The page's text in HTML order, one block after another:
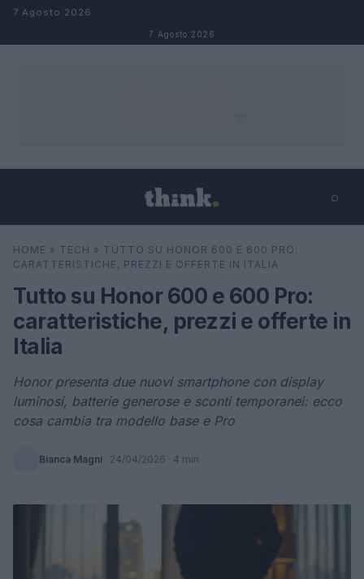
Salta al contenuto
7 Agosto 2026
7 Agosto 2026
⌕
Cerca
HOME » TECH » TUTTO SU HONOR 600 E 600 PRO:
CARATTERISTICHE, PREZZI E OFFERTE IN ITALIA
Tutto su Honor 600 e 600 Pro:
caratteristiche, prezzi e offerte in
Italia
Honor presenta due nuovi smartphone con display
luminosi, batterie generose e sconti temporanei: ecco
cosa cambia tra modello base e Pro
Bianca Magni · 24/04/2026 · 4 min